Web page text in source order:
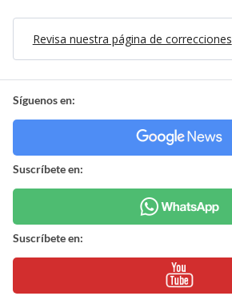
Revisa nuestra página de correcciones
Síguenos en:
Suscríbete en:
Suscríbete en: